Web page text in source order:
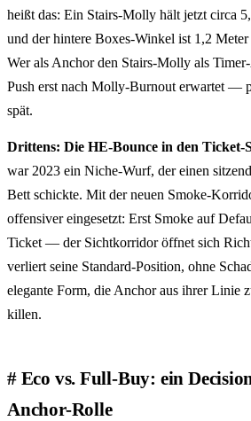
heißt das: Ein Stairs-Molly hält jetzt circa
und der hintere Boxes-Winkel ist 1,2
Wer als Anchor den Stairs-Molly als
Push erst nach Molly-Burnout erwartet —
spät.
Drittens: Die HE-Bounce in den Ticket-
war 2023 ein Niche-Wurf, der einen
Bett schickte. Mit der neuen Smoke-
offensiver eingesetzt: Erst Smoke auf
Ticket — der Sichtkorridor öffnet sich
verliert seine Standard-Position, ohne
elegante Form, die Anchor aus ihrer Linie
killen.
Eco vs. Full-Buy: ein
Anchor-Rolle